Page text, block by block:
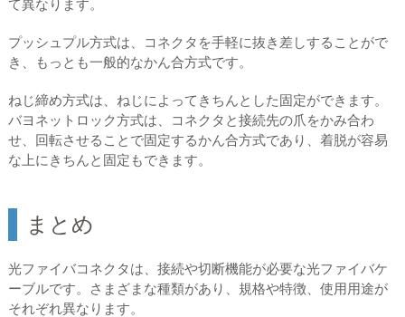
て異なります。
プッシュプル方式は、コネクタを手軽に抜き差しすることがで
き、もっとも一般的なかん合方式です。
ねじ締め方式は、ねじによってきちんとした固定ができます。
バヨネットロック方式は、コネクタと接続先の爪をかみ合わ
せ、回転させることで固定するかん合方式であり、着脱が容易
な上にきちんと固定もできます。
まとめ
光ファイバコネクタは、接続や切断機能が必要な光ファイバケ
ーブルです。さまざまな種類があり、規格や特徴、使用用途が
それぞれ異なります。